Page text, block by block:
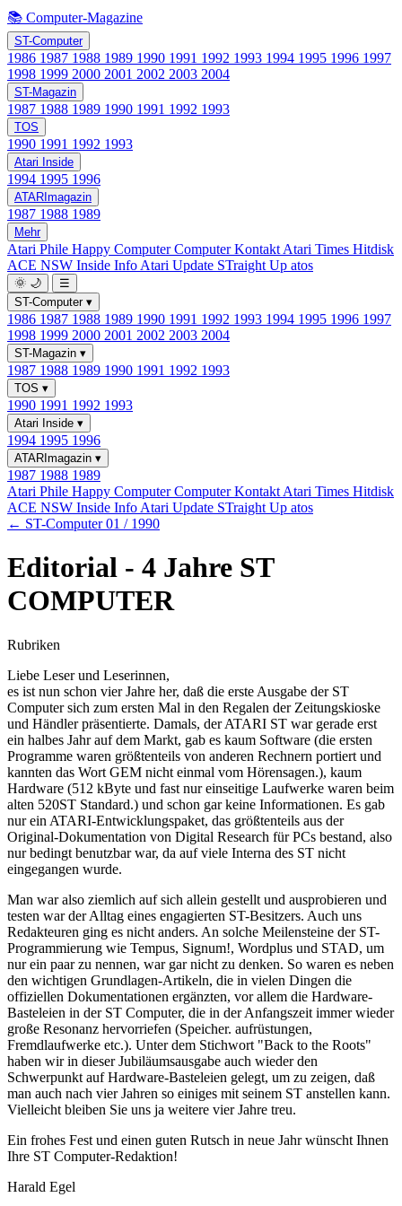
📚 Computer-Magazine
ST-Computer
1986 1987 1988 1989 1990 1991 1992 1993 1994 1995 1996 1997
1998 1999 2000 2001 2002 2003 2004
ST-Magazin
1987 1988 1989 1990 1991 1992 1993
TOS
1990 1991 1992 1993
Atari Inside
1994 1995 1996
ATARImagazin
1987 1988 1989
Mehr
Atari Phile Happy ComputerComputer Kontakt Atari Times Hitdisk
ACE NSW Inside Info Atari Update STraight Up atos
🌞 🌙
☰
ST-Computer ▾
1986 1987 1988 1989 1990 1991 1992 1993 1994 1995 1996 1997
1998 1999 2000 2001 2002 2003 2004
ST-Magazin ▾
1987 1988 1989 1990 1991 1992 1993
TOS ▾
1990 1991 1992 1993
Atari Inside ▾
1994 1995 1996
ATARImagazin ▾
1987 1988 1989
Atari Phile Happy ComputerComputer Kontakt Atari Times Hitdisk
ACE NSW Inside Info Atari Update STraight Up atos
← ST-Computer 01 / 1990
Editorial - 4 Jahre ST
COMPUTER
Rubriken
Liebe Leser und Leserinnen,
es ist nun schon vier Jahre her, daß die erste Ausgabe der ST
Computer sich zum ersten Mal in den Regalen der Zeitungskioske
und Händler präsentierte. Damals, der ATARI ST war gerade erst
ein halbes Jahr auf dem Markt, gab es kaum Software (die ersten
Programme waren größtenteils von anderen Rechnern portiert und
kannten das Wort GEM nicht einmal vom Hörensagen.), kaum
Hardware (512 kByte und fast nur einseitige Laufwerke waren beim
alten 520ST Standard.) und schon gar keine Informationen. Es gab
nur ein ATARI-Entwicklungspaket, das größtenteils aus der
Original-Dokumentation von Digital Research für PCs bestand, also
nur bedingt benutzbar war, da auf viele Interna des ST nicht
eingegangen wurde.
Man war also ziemlich auf sich allein gestellt und ausprobieren und
testen war der Alltag eines engagierten ST-Besitzers. Auch uns
Redakteuren ging es nicht anders. An solche Meilensteine der ST-
Programmierung wie Tempus, Signum!, Wordplus und STAD, um
nur ein paar zu nennen, war gar nicht zu denken. So waren es neben
den wichtigen Grundlagen-Artikeln, die in vielen Dingen die
offiziellen Dokumentationen ergänzten, vor allem die Hardware-
Basteleien in der ST Computer, die in der Anfangszeit immer wieder
große Resonanz hervorriefen (Speicher. aufrüstungen,
Fremdlaufwerke etc.). Unter dem Stichwort "Back to the Roots"
haben wir in dieser Jubiläumsausgabe auch wieder den
Schwerpunkt auf Hardware-Basteleien gelegt, um zu zeigen, daß
man auch nach vier Jahren so einiges mit seinem ST anstellen kann.
Vielleicht bleiben Sie uns ja weitere vier Jahre treu.
Ein frohes Fest und einen guten Rutsch in neue Jahr wünscht Ihnen
Ihre ST Computer-Redaktion!
Harald Egel